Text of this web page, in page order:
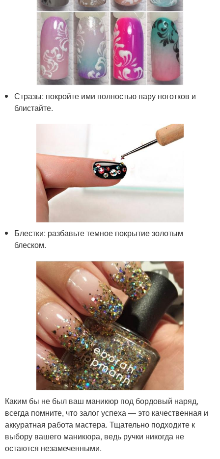
Стразы: покройте ими полностью пару ноготков и
блистайте.
Блестки: разбавьте темное покрытие золотым
блеском.
Каким бы не был ваш маникюр под бордовый наряд,
всегда помните, что залог успеха ― это качественная и
аккуратная работа мастера. Тщательно подходите к
выбору вашего маникюра, ведь ручки никогда не
остаются незамеченными.